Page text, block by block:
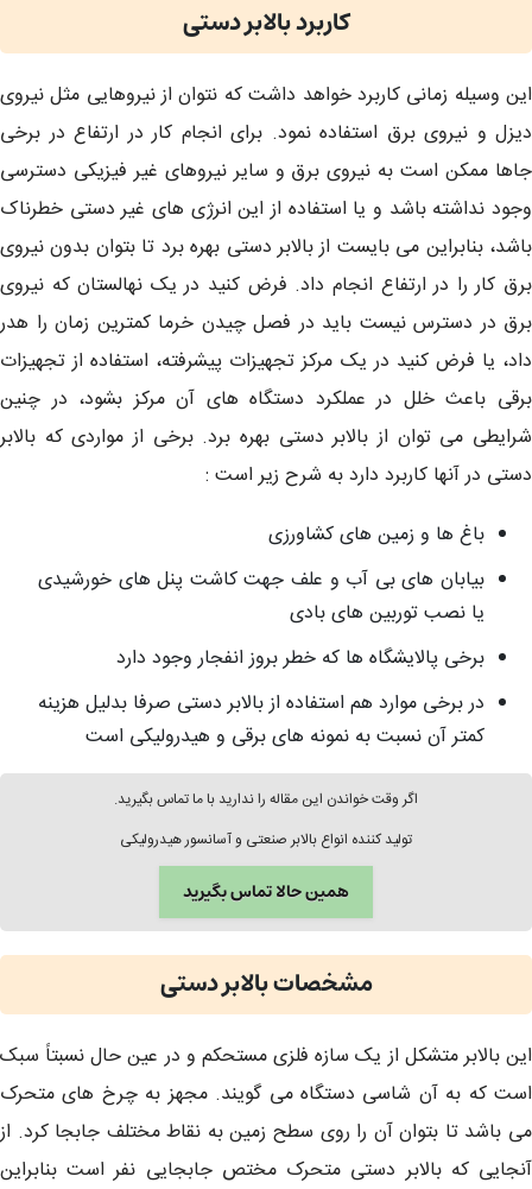
کاربرد بالابر دستی
این وسیله زمانی کاربرد خواهد داشت که نتوان از نیروهایی مثل نیروی
دیزل و نیروی برق استفاده نمود. برای انجام کار در ارتفاع در برخی
جاها ممکن است به نیروی برق و سایر نیروهای غیر فیزیکی دسترسی
وجود نداشته باشد و یا استفاده از این انرژی های غیر دستی خطرناک
باشد، بنابراین می بایست از بالابر دستی بهره برد تا بتوان بدون نیروی
برق کار را در ارتفاع انجام داد. فرض کنید در یک نهالستان که نیروی
برق در دسترس نیست باید در فصل چیدن خرما کمترین زمان را هدر
داد، یا فرض کنید در یک مرکز تجهیزات پیشرفته، استفاده از تجهیزات
برقی باعث خلل در عملکرد دستگاه های آن مرکز بشود، در چنین
شرایطی می توان از بالابر دستی بهره برد. برخی از مواردی که بالابر
دستی در آنها کاربرد دارد به شرح زیر است :
باغ ها و زمین های کشاورزی
بیابان های بی آب و علف جهت کاشت پنل های خورشیدی
یا نصب توربین های بادی
برخی پالایشگاه ها که خطر بروز انفجار وجود دارد
در برخی موارد هم استفاده از بالابر دستی صرفا بدلیل هزینه
کمتر آن نسبت به نمونه های برقی و هیدرولیکی است
اگر وقت خواندن این مقاله را ندارید با ما تماس بگیرید.
تولید کننده انواع بالابر صنعتی و آسانسور هیدرولیکی
همین حالا تماس بگیرید
مشخصات بالابر دستی
این بالابر متشکل از یک سازه فلزی مستحکم و در عین حال نسبتاً سبک
است که به آن شاسی دستگاه می گویند. مجهز به چرخ های متحرک
می باشد تا بتوان آن را روی سطح زمین به نقاط مختلف جابجا کرد. از
آنجایی که بالابر دستی متحرک مختص جابجایی نفر است بنابراین